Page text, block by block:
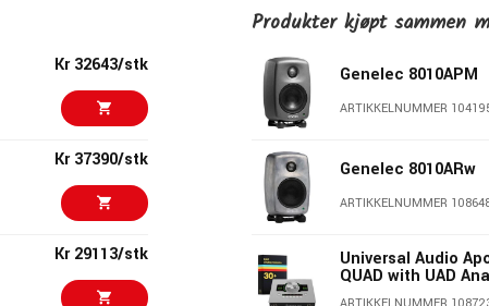
gjennom klassiske emuleringer fra Neve,
og utganger enn de mindre Apollo-modellene. 18x24
postproduksjon og profesjonelle hybridstudioer.
av klassiske preamper og channel strips. Teknologien
Kr 32643/stk
Kr 37390/stk
Kr 29113/stk
Produkter kjøpt sammen
Genelec 8010APM
ARTIKKELNUMMER
Genelec 8010ARw
ARTIKKELNUMMER
Universal Audio
QUAD with UAD